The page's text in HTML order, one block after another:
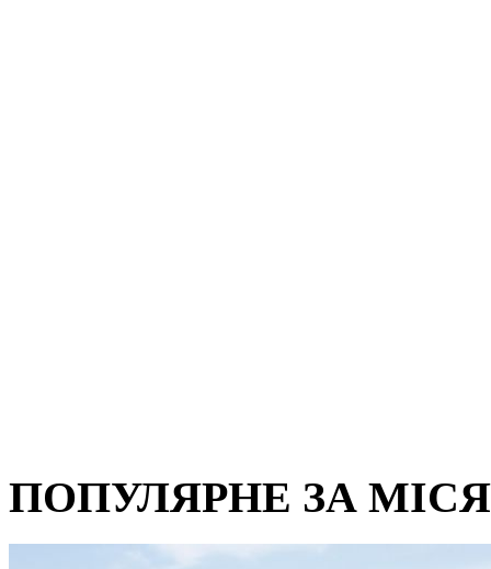
ПОПУЛЯРНЕ ЗА